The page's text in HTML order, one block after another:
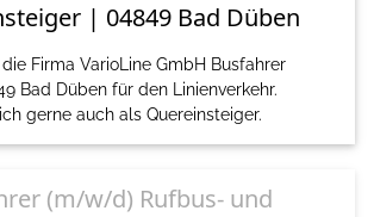
| 04849 Bad Düben
Firma VarioLine GmbH Busfahrer
Bad Düben für den Linienverkehr.
gerne auch als Quereinsteiger.
(m/w/d) Rufbus- und